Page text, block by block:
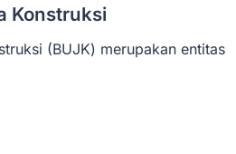
Konstruksi
(BUJK) merupakan entitas